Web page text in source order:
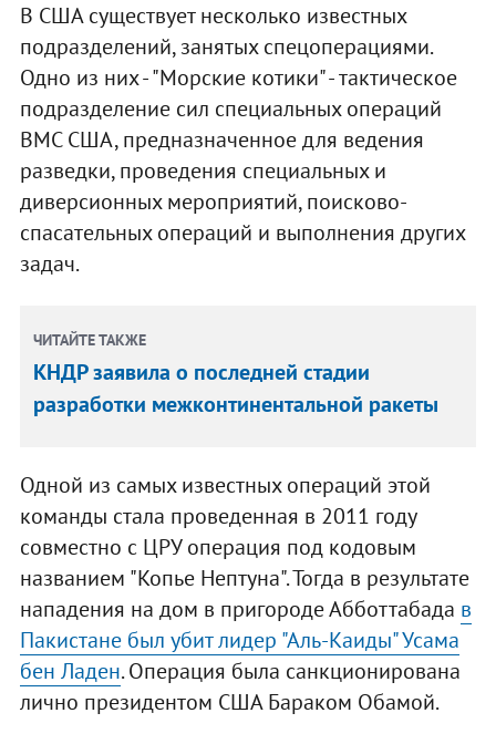
В США существует несколько известных
подразделений, занятых спецоперациями.
Одно из них - "Морские котики" - тактическое
подразделение сил специальных операций
ВМС США, предназначенное для ведения
разведки, проведения специальных и
диверсионных мероприятий, поисково-
спасательных операций и выполнения других
задач.
ЧИТАЙТЕ ТАКЖЕ
КНДР заявила о последней стадии
разработки межконтинентальной ракеты
Одной из самых известных операций этой
команды стала проведенная в 2011 году
совместно с ЦРУ операция под кодовым
названием "Копье Нептуна". Тогда в результате
нападения на дом в пригороде Абботтабада в
Пакистане был убит лидер "Аль-Каиды" Усама
бен Ладен. Операция была санкционирована
лично президентом США Бараком Обамой.